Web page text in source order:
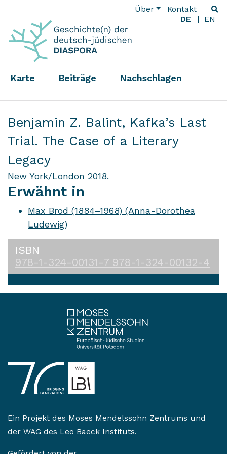
Über
Kontakt
DE
EN
Karte Beiträge Nachschlagen
Benjamin Z. Balint, Kafka’s Last
Trial. The Case of a Literary
Legacy
New York/London 2018.
Erwähnt in
Max Brod (1884–1968) (Anna-Dorothea
Ludewig)
ISBN
978-1-324-00131-7 978-1-324-00132-4
Ein Projekt des Moses Mendelssohn Zentrums und
der WAG des Leo Baeck Instituts.